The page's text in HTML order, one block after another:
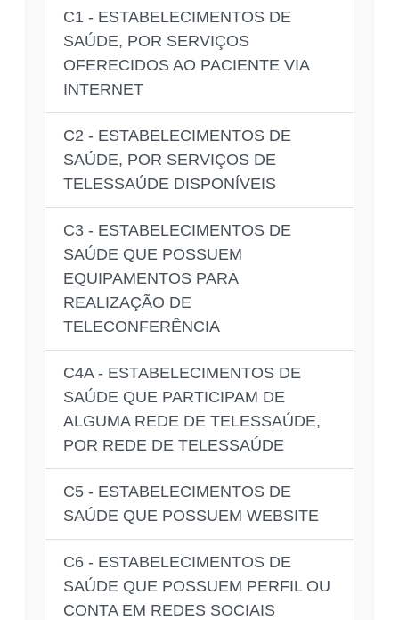
C1 - ESTABELECIMENTOS DE
SAÚDE, POR SERVIÇOS
OFERECIDOS AO PACIENTE VIA
INTERNET
C2 - ESTABELECIMENTOS DE
SAÚDE, POR SERVIÇOS DE
TELESSAÚDE DISPONÍVEIS
C3 - ESTABELECIMENTOS DE
SAÚDE QUE POSSUEM
EQUIPAMENTOS PARA
REALIZAÇÃO DE
TELECONFERÊNCIA
C4A - ESTABELECIMENTOS DE
SAÚDE QUE PARTICIPAM DE
ALGUMA REDE DE TELESSAÚDE,
POR REDE DE TELESSAÚDE
C5 - ESTABELECIMENTOS DE
SAÚDE QUE POSSUEM WEBSITE
C6 - ESTABELECIMENTOS DE
SAÚDE QUE POSSUEM PERFIL OU
CONTA EM REDES SOCIAIS